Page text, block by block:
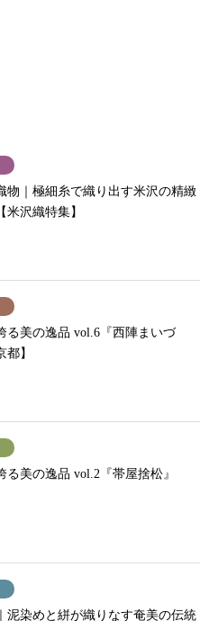
物｜極細糸で織り出す米沢の精緻
米沢織特集】
る美の逸品 vol.6『西陣まいづ
都】
る美の逸品 vol.2『帯屋捨松』
泥染めと絣が織りなす奄美の伝統